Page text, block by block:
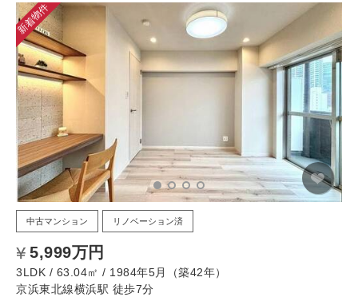
新着物件
中古マンション リノベーション済
5,999万円
3LDK / 63.04㎡ / 1984年5月（築42年）
京浜東北線横浜駅 徒歩7分